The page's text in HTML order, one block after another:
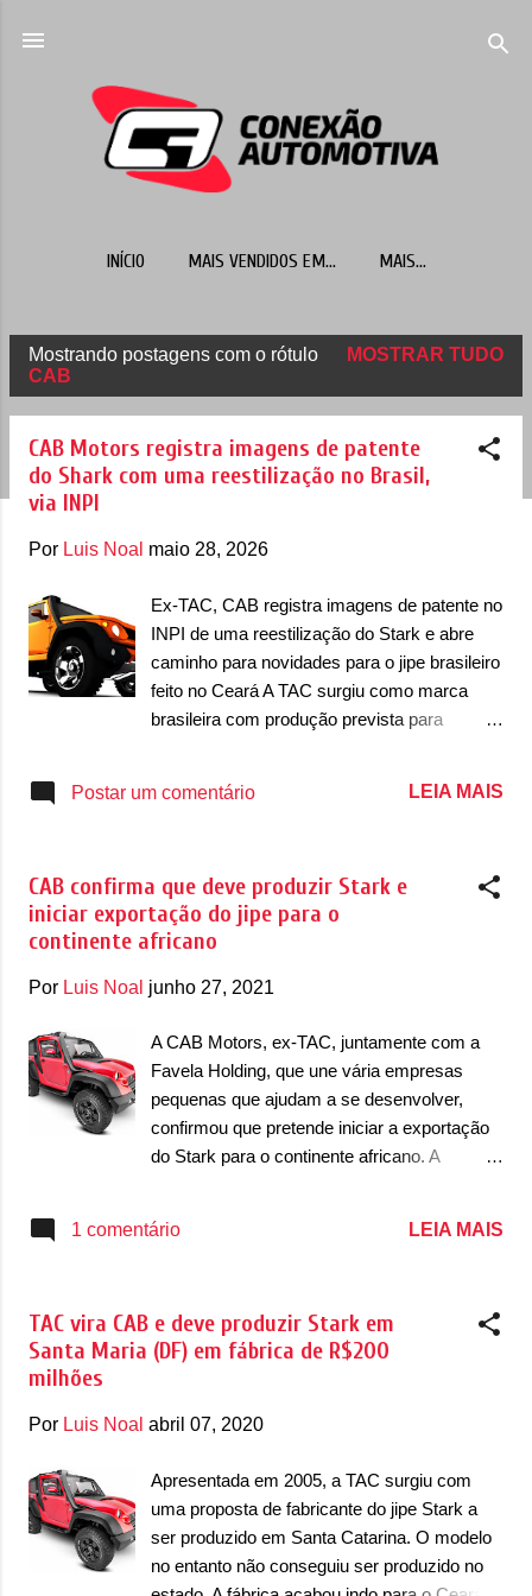
INÍCIO MAIS VENDIDOS EM... MAIS…
o
Mostrando postagens com o rótulo
CAB
MOSTRAR TUDO
CAB Motors registra imagens de patente
do Shark com uma reestilização no Brasil,
via INPI
Por Luis Noal maio 28, 2026
Ex-TAC, CAB registra imagens de patente no
INPI de uma reestilização do Stark e abre
caminho para novidades para o jipe brasileiro
feito no Ceará A TAC surgiu como marca
brasileira com produção prevista para
produto apenas em 2008, depois de quatro
buscou a transferência da sua fábrica de
Santa Catarina para o Ceará. Produziu
algumas unidades e depois mudou o nome
de TAC para CAB em 2018. A produção seria
na cidade satélite de Santa Maria. Em 2024,
a marca registrou imagens de patente de
uma reestilização para o CAB Stark, que
deve aparecer dentro dos próximos meses
(ou anos). O modelo em questão foi
indicando mudanças principalmente na
Postar um comentário LEIA MAIS
CAB confirma que deve produzir Stark e
iniciar exportação do jipe para o
continente africano
Por Luis Noal junho 27, 2021
A CAB Motors, ex-TAC, juntamente com a
Favela Holding, que une vária empresas
pequenas que ajudam a se desenvolver,
confirmou que pretende iniciar a exportação
do Stark para o continente africano. A
Grupo Ferreira Souza, responsável pela CAB
54 países africanos. A operação deve
começar por Camarões, Guiné e Etiópia, que
Stark segue basicamente o mesmo carro
sobre chassi, ele continua com a leve
carroceria com estrutura metálica que forma
a célula de sobrevivência, revestimentos
plásticos e fibra de vidro. Toda a suspensão
do Stark possui amortecedores duplos e
1 comentário LEIA MAIS
TAC vira CAB e deve produzir Stark em
Santa Maria (DF) em fábrica de R$200
milhões
Por Luis Noal abril 07, 2020
Apresentada em 2005, a TAC surgiu com
uma proposta de fabricante do jipe Stark a
ser produzido em Santa Catarina. O modelo
no entanto não conseguiu ser produzido no